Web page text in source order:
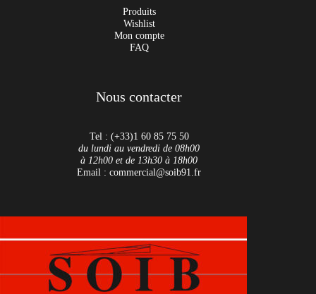
Produits
Wishlist
Mon compte
FAQ
Nous contacter
Tel : (+33)1 60 85 75 50
du lundi au vendredi de 08h00
à 12h00 et de 13h30 à 18h00
Email : commercial@soib91.fr